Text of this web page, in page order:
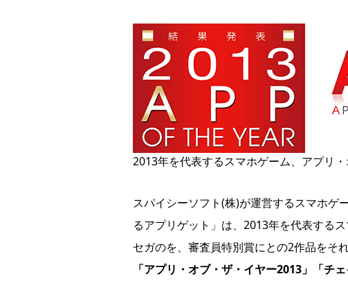
2013年を代表するスマホゲーム、アプリ
スパイシーソフト(株)が運営するスマホゲ
るアプリゲット」は、2013年を代表する
セガのを、審査員特別賞にとの2作品をそ
「アプリ・オブ・ザ・イヤー2013」
「チ